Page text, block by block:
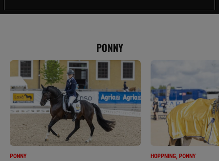
PONNY
PONNY HOPPNING, PONNY